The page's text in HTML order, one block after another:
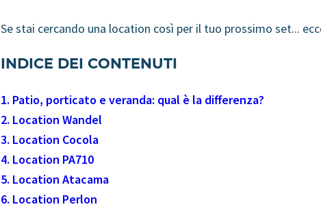
Se stai cercando una location così per il tuo prossimo set...
INDICE DEI CONTENUTI
1. Patio, porticato e veranda: qual è la differenza?
2. Location Wandel
3. Location Cocola
4. Location PA710
5. Location Atacama
6. Location Perlon